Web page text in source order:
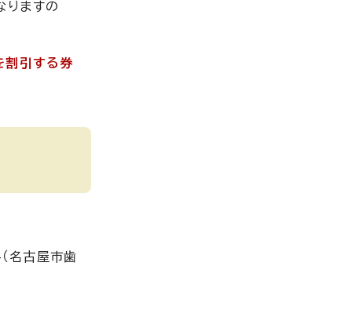
りますの
割引する券
名古屋市歯